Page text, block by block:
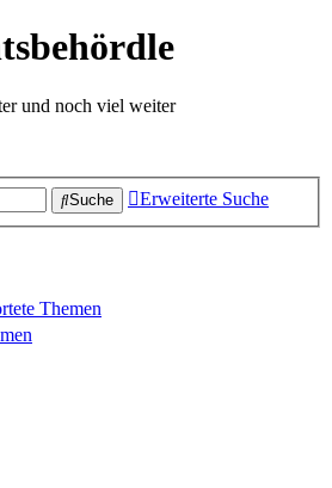
und noch viel weiter
Suche Erweiterte Suche
Themen